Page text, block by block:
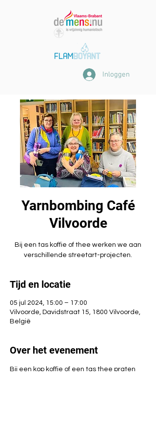
Inloggen
Yarnbombing Café
Vilvoorde
Bij een tas koffie of thee werken we aan
verschillende streetart-projecten.
Tijd en locatie
05 jul 2024, 15:00 – 17:00
Vilvoorde, Davidstraat 15, 1800 Vilvoorde,
België
Over het evenement
Bij een kop koffie of een tas thee praten